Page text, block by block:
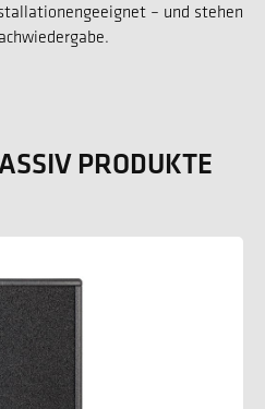
– und stehen
PRODUKTE